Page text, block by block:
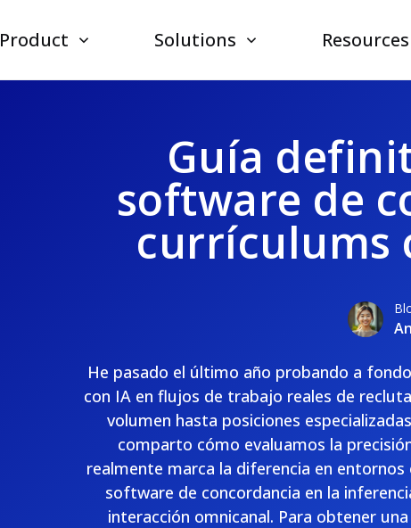
Product Solutions Resources
Guía
software de
currículums
He pasado el último año probando a
con IA en flujos de trabajo reales de
volumen hasta posiciones
comparto cómo evaluamos la
realmente marca la diferencia en
software de concordancia en la
interacción omnicanal. Para obtener